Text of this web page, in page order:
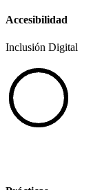
Accesibilidad
Inclusión Digital